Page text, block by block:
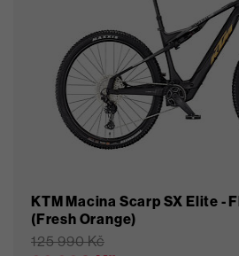
KTM Macina Scarp SX Elite -
(Fresh Orange)
125 990 Kč